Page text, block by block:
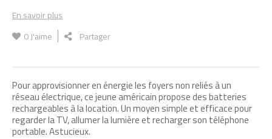
En savoir plus
0J'aime Partager
Pour approvisionner en énergie les foyers non reliés à un
réseau électrique, ce jeune américain propose des batteries
rechargeables à la location. Un moyen simple et efficace pour
regarder la TV, allumer la lumière et recharger son téléphone
portable. Astucieux.